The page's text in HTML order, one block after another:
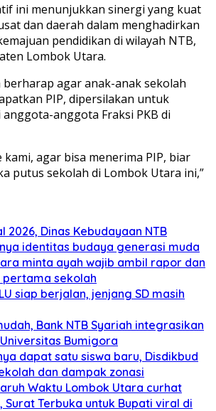
ini menunjukkan sinergi yang kuat
dan daerah dalam menghadirkan
pendidikan di wilayah NTB,
Lombok Utara.
agar anak-anak sekolah
PIP, dipersilakan untuk
anggota Fraksi PKB di
kami, agar bisa menerima PIP, biar
putus sekolah di Lombok Utara ini,”
2026, Dinas Kebudayaan NTB
identitas budaya generasi muda
minta ayah wajib ambil rapor dan
sekolah
siap berjalan, jenjang SD masih
Bank NTB Syariah integrasikan
Bumigora
dapat satu siswa baru, Disdikbud
dan dampak zonasi
Waktu Lombok Utara curhat
Terbuka untuk Bupati viral di